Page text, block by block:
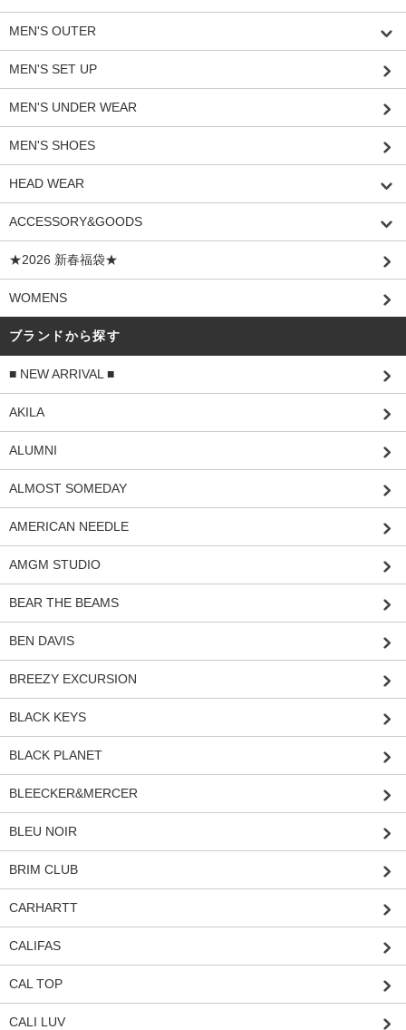
MEN'S OUTER
MEN'S SET UP
MEN'S UNDER WEAR
MEN'S SHOES
HEAD WEAR
ACCESSORY&GOODS
★2026 新春福袋★
WOMENS
ブランドから探す
■ NEW ARRIVAL ■
AKILA
ALUMNI
ALMOST SOMEDAY
AMERICAN NEEDLE
AMGM STUDIO
BEAR THE BEAMS
BEN DAVIS
BREEZY EXCURSION
BLACK KEYS
BLACK PLANET
BLEECKER&MERCER
BLEU NOIR
BRIM CLUB
CARHARTT
CALIFAS
CAL TOP
CALI LUV